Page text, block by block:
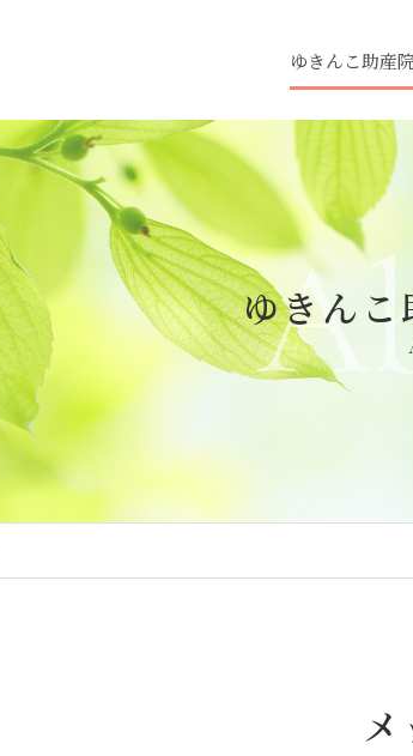
ゆきんこ助産
ゆきんこ